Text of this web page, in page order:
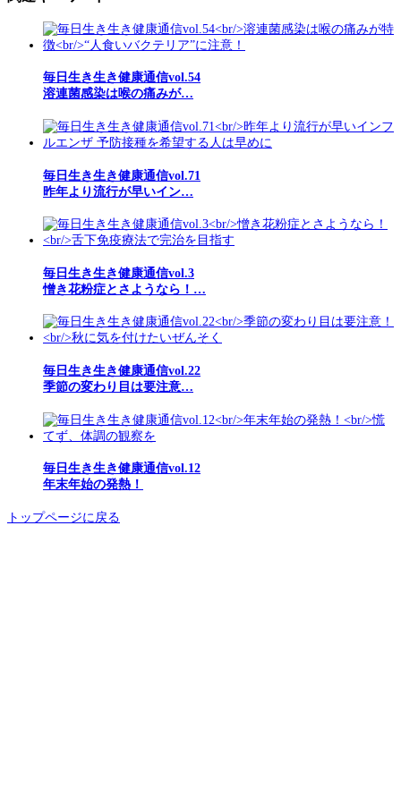
毎日生き生き健康通信vol.54
溶連菌感染は喉の痛みが…
毎日生き生き健康通信vol.71
昨年より流行が早いイン…
毎日生き生き健康通信vol.3
憎き花粉症とさようなら！…
毎日生き生き健康通信vol.22
季節の変わり目は要注意…
毎日生き生き健康通信vol.12
年末年始の発熱！
トップページに戻る